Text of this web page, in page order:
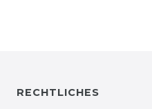
RECHTLICHES